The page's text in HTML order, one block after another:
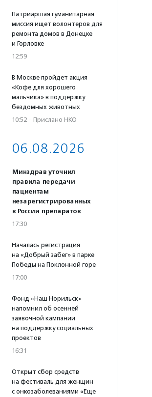
Патриаршая гуманитарная
миссия ищет волонтеров для
ремонта домов в Донецке
и Горловке
12:59
В Москве пройдет акция
«Кофе для хорошего
мальчика» в поддержку
бездомных животных
10:52 · Прислано НКО
06.08.2026
Минздрав уточнил
правила передачи
пациентам
незарегистрированных
в России препаратов
17:30
Началась регистрация
на «Добрый забег» в парке
Победы на Поклонной горе
17:00
Фонд «Наш Норильск»
напомнил об осенней
заявочной кампании
на поддержку социальных
проектов
16:31
Открыт сбор средств
на фестиваль для женщин
с онкозаболеваниями «Еще